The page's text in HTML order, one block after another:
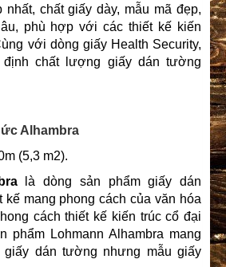
nhất, chất giấy dày, mẫu mã đẹp,
phù hợp với các thiết kế kiến
với dòng giấy Health Security,
định chất lượng giấy dán tường
Alhambra
(5,3 m2).
là dòng sản phẩm giấy dán
mang phong cách của văn hóa
cách thiết kế kiến trúc cổ đại
phẩm Lohmann Alhambra mang
dán tường nhưng mẫu giấy